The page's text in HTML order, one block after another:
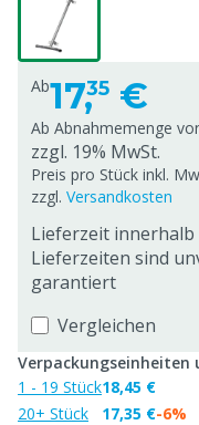
Ab17,35 €
Ab Abnahmemenge
zzgl. 19% MwSt.
Preis pro Stück inkl.
zzgl. Versandkosten
Lieferzeit innerhalb
Lieferzeiten sind
garantiert
Vergleichen
Verpackungseinheiten
1 - 19 Stück
20+ Stück
18,45 €
17,35 €-6%